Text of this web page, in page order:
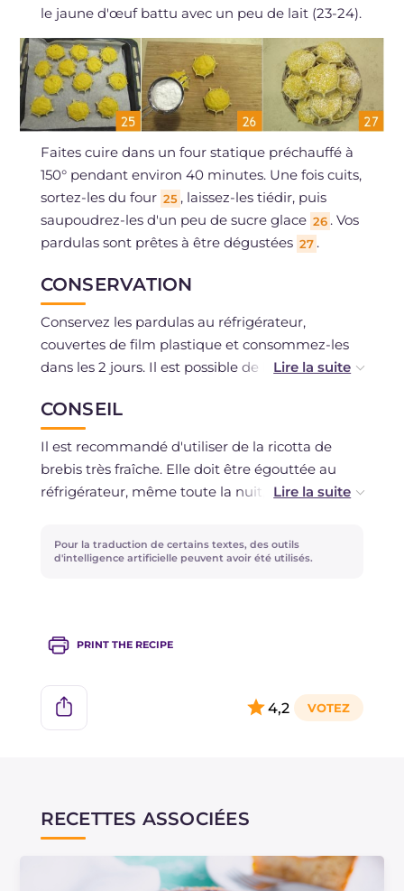
le jaune d'œuf battu avec un peu de lait (23-24).
Faites cuire dans un four statique préchauffé à
150° pendant environ 40 minutes. Une fois cuits,
sortez-les du four 25 , laissez-les tiédir, puis
saupoudrez-les d'un peu de sucre glace 26 . Vos
pardulas sont prêtes à être dégustées 27 .
CONSERVATION
Conservez les pardulas au réfrigérateur,
couvertes de film plastique et consommez-les
dans les 2 jours. Il est possible de les congeler
CONSEIL
Il est recommandé d'utiliser de la ricotta de
brebis très fraîche. Elle doit être égouttée au
réfrigérateur, même toute la nuit, car pour une
En découpant la pâte, essayez d'avoir le moins
Pour la traduction de certains textes, des outils
d'intelligence artificielle peuvent avoir été utilisés.
PRINT THE RECIPE
4,2
RECETTES ASSOCIÉES